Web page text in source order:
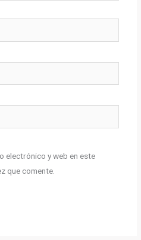
electrónico y web en este
que comente.